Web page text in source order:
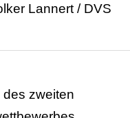
Lannert / DVS